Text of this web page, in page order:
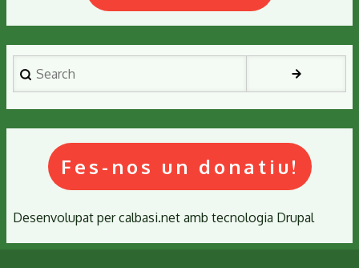
Search
Fes-nos un donatiu!
Desenvolupat percalbasi.net amb tecnologia Drupal